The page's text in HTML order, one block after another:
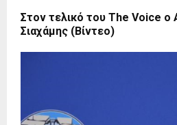
Στον τελικό του The Voice ο
Σιαχάμης (Βίντεο)